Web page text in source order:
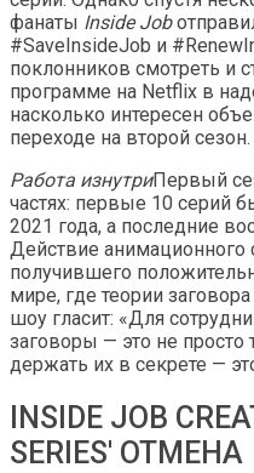
фанаты Inside Job
#SaveInsideJob и
поклонников смотреть и
программе на Netflix в
насколько интересен
переходе на второй сезон.
Работа изнутриПервый
частях: первые 10 серий
2021 года, а последние
Действие анимационного
получившего
мире, где теории
шоу гласит: «Для
заговоры — это не
держать их в секрете —
INSIDE JOB
SERIES' ОТМЕНА